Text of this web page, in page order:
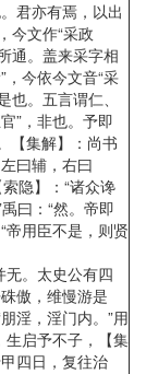
君亦有焉，以出
今文作“采政
通。盖来采字相
今依今文音“采
。五言谓仁、
”，非也。予即
【集解】：尚书
曰辅，右曰
索隐】：“诸众谗
曰：“然。帝即
帝用臣不是，则贤
。太史公有四
傲，维慢游是
淫，淫门内。”用
生启予不子，【集
四日，复往治